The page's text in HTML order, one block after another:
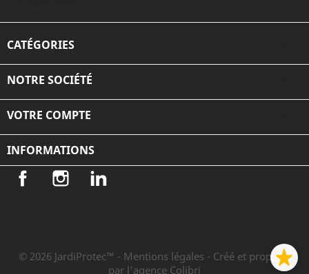
CATÉGORIES
NOTRE SOCIÉTÉ
VOTRE COMPTE
INFORMATIONS
Facebook Instagram
© 2026 JardiProtec™ - Mentions légales - Créé et propulsé
par l'agence Colibri